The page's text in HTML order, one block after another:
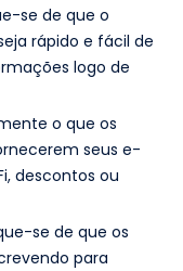
se de que o
rápido e fácil de
logo de
o que os
seus e-
descontos ou
se de que os
para